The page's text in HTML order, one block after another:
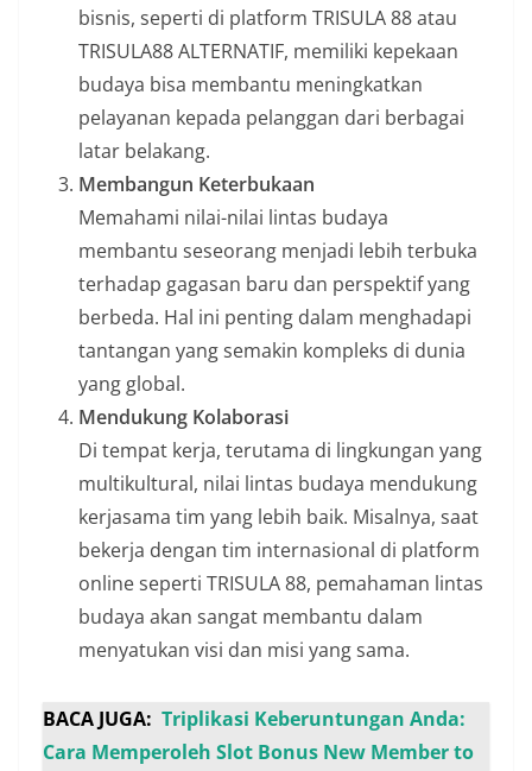
bisnis, seperti di platform TRISULA 88 atau
TRISULA88 ALTERNATIF, memiliki kepekaan
budaya bisa membantu meningkatkan
pelayanan kepada pelanggan dari berbagai
latar belakang.
Membangun Keterbukaan
Memahami nilai-nilai lintas budaya
membantu seseorang menjadi lebih terbuka
terhadap gagasan baru dan perspektif yang
berbeda. Hal ini penting dalam menghadapi
tantangan yang semakin kompleks di dunia
yang global.
Mendukung Kolaborasi
Di tempat kerja, terutama di lingkungan yang
multikultural, nilai lintas budaya mendukung
kerjasama tim yang lebih baik. Misalnya, saat
bekerja dengan tim internasional di platform
online seperti TRISULA 88, pemahaman lintas
budaya akan sangat membantu dalam
menyatukan visi dan misi yang sama.
BACA JUGA: Triplikasi Keberuntungan Anda:
Cara Memperoleh Slot Bonus New Member to